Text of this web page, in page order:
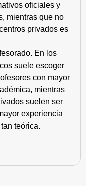
oficiales y
mientras que no
privados es
En los
suele escoger
con mayor
mientras
suelen ser
experiencia
teórica.